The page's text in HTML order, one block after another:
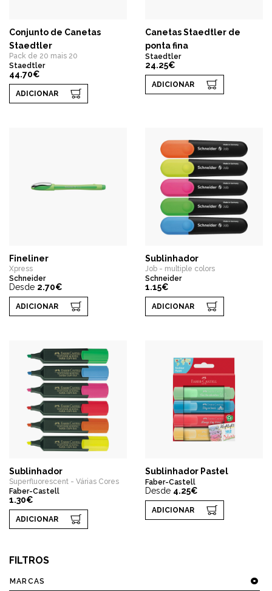
Conjunto de Canetas
Staedtler
Pack de 20 mais 20
Staedtler
44.70€
ADICIONAR
Canetas Staedtler de
ponta fina
Staedtler
24.25€
ADICIONAR
Fineliner
Xpress
Schneider
Desde 2.70€
ADICIONAR
Sublinhador
Job - multiple colors
Schneider
1.15€
ADICIONAR
Sublinhador
Superfluorescent - Várias Cores
Faber-Castell
1.30€
ADICIONAR
Sublinhador Pastel
Faber-Castell
Desde 4.25€
ADICIONAR
FILTROS
MARCAS